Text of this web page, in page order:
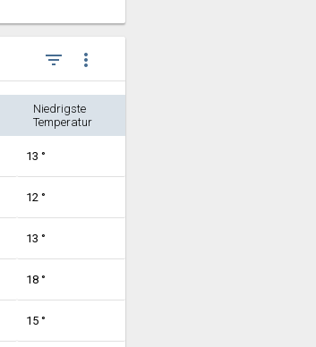
filter_list more_vert
Niedrigste
Temperatur
13 °
12 °
13 °
18 °
15 °